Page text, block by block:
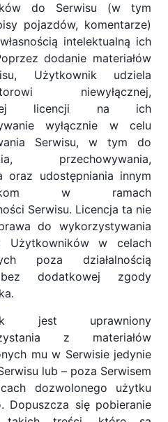
do Serwisu (w tym
pojazdów, komentarze)
intelektualną ich
dodanie materiałów
Użytkownik udziela
niewyłącznej,
licencji na ich
wyłącznie w celu
Serwisu, w tym do
przechowywania,
oraz udostępniania innym
w ramach
Serwisu. Licencja ta nie
do wykorzystywania
Użytkowników w celach
poza działalnością
dodatkowej zgody
jest uprawniony
z materiałów
mu w Serwisie jedynie
lub – poza Serwisem
dozwolonego użytku
Dopuszcza się pobieranie